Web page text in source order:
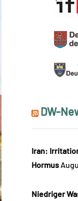
DW-
Iran:
Hormus
Niedriger